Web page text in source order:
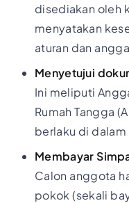
disediakan oleh
menyatakan
aturan dan
Menyetujui
Ini meliputi
Rumah Tangga
berlaku di dalam
Membayar
Calon anggota
pokok (sekali